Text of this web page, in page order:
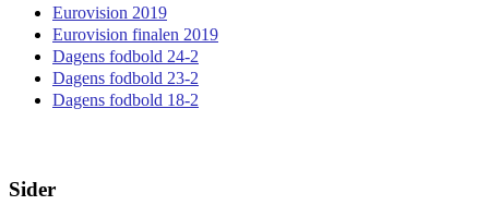
Eurovision 2019
Eurovision finalen 2019
Dagens fodbold 24-2
Dagens fodbold 23-2
Dagens fodbold 18-2
Sider